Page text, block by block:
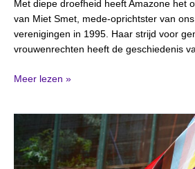
Met diepe droefheid heeft Amazone het
van Miet Smet, mede-oprichtster van
verenigingen in 1995. Haar strijd voor
vrouwenrechten heeft de geschiedenis
Meer lezen »
Awareness
Day